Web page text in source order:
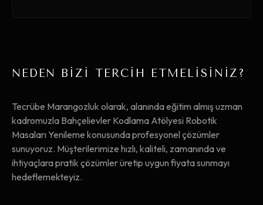
NEDEN BİZİ TERCİH ETMELİSİNİZ?
Tecrübe Marangozluk olarak, alanında eğitim almış uzman
kadromuzla Bahçelievler Kodlama Atölyesi Robotik
Masaları Yenileme konusunda profesyonel çözümler
sunuyoruz. Müşterilerimize hızlı, kaliteli, zamanında ve
ihtiyaçlara pratik çözümler üretip uygun fiyata sunmayı
hedeflemekteyiz.